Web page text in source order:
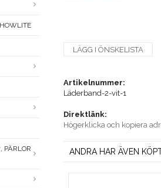
PÄRLOR
LÄGG I ÖNSKELISTA
Artikelnummer:
Läderband-2-vit-1
Direktlänk:
Högerklicka och kopiera
ANDRA HAR ÄVEN